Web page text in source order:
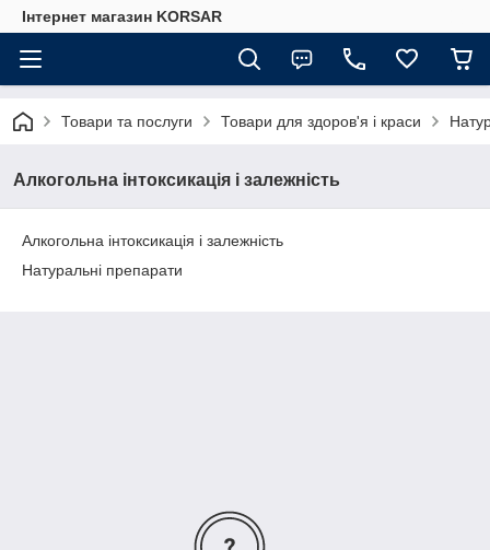
Iнтернет магазин KORSAR
Товари та послуги Товари для здоров'я і краси
Алкогольна інтоксикація і залежність
Алкогольна інтоксикація і залежність
Натуральні препарати